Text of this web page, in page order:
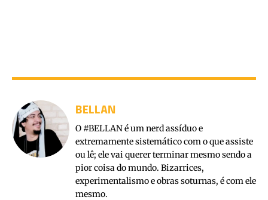
BELLAN
O #BELLAN é um nerd assíduo e
extremamente sistemático com o que assiste
ou lê; ele vai querer terminar mesmo sendo a
pior coisa do mundo. Bizarrices,
experimentalismo e obras soturnas, é com ele
mesmo.